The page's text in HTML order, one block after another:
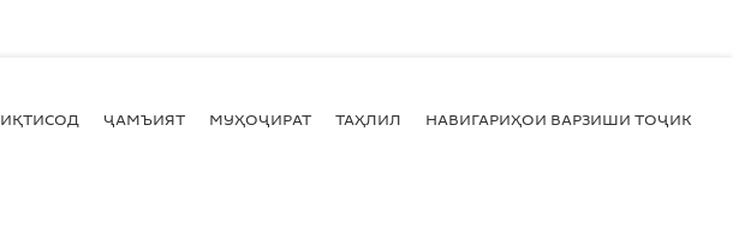
ИҚТИСОД ҶАМЪИЯТ МУҲОҶИРАТ ТАҲЛИЛ НАВИГАРИҲОИ ВАРЗИШИ